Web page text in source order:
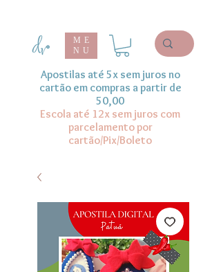
ME
NU
Apostilas até 5x sem juros no
cartão em compras a partir de
50,00
Escola até 12x sem juros com
parcelamento por
cartão/Pix/Boleto